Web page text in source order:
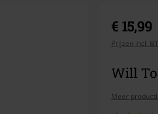
€ 15,99
Prijzen incl.
Will
Meer